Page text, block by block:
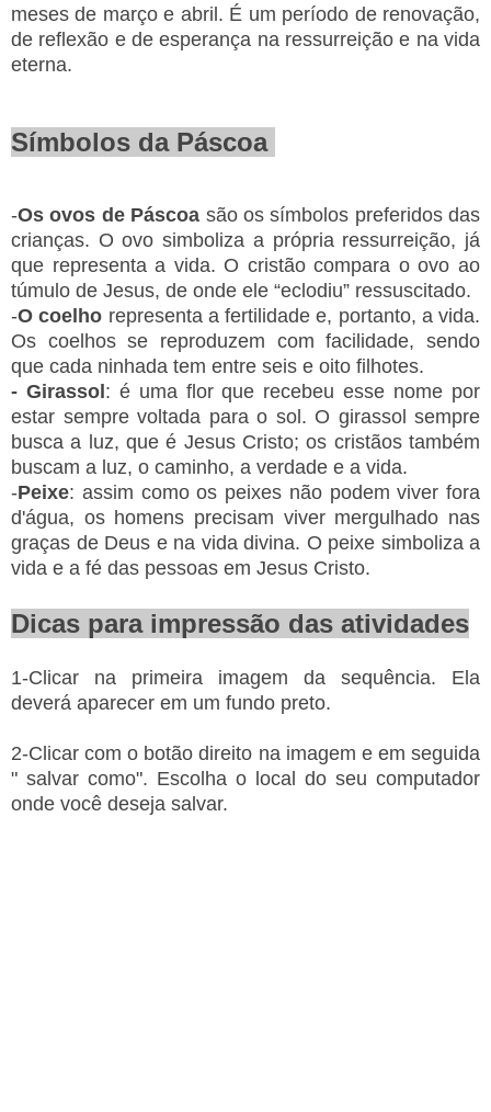
meses de março e abril. É um período de renovação,
de reflexão e de esperança na ressurreição e na vida
eterna.
Símbolos da Páscoa
-Os ovos de Páscoa são os símbolos preferidos das
crianças. O ovo simboliza a própria ressurreição, já
que representa a vida. O cristão compara o ovo ao
túmulo de Jesus, de onde ele “eclodiu” ressuscitado.
-O coelho representa a fertilidade e, portanto, a vida.
Os coelhos se reproduzem com facilidade, sendo
que cada ninhada tem entre seis e oito filhotes.
- Girassol: é uma flor que recebeu esse nome por
estar sempre voltada para o sol. O girassol sempre
busca a luz, que é Jesus Cristo; os cristãos também
buscam a luz, o caminho, a verdade e a vida.
-Peixe: assim como os peixes não podem viver fora
d'água, os homens precisam viver mergulhado nas
graças de Deus e na vida divina. O peixe simboliza a
vida e a fé das pessoas em Jesus Cristo.
Dicas para impressão das atividades
1-Clicar na primeira imagem da sequência. Ela
deverá aparecer em um fundo preto.
2-Clicar com o botão direito na imagem e em seguida
" salvar como". Escolha o local do seu computador
onde você deseja salvar.